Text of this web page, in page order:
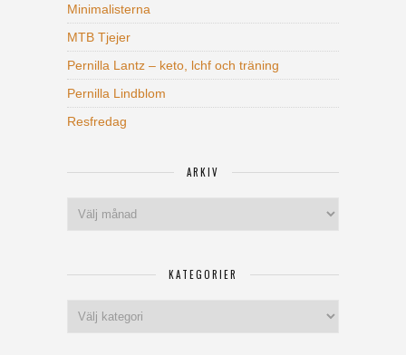
Minimalisterna
MTB Tjejer
Pernilla Lantz – keto, lchf och träning
Pernilla Lindblom
Resfredag
ARKIV
KATEGORIER